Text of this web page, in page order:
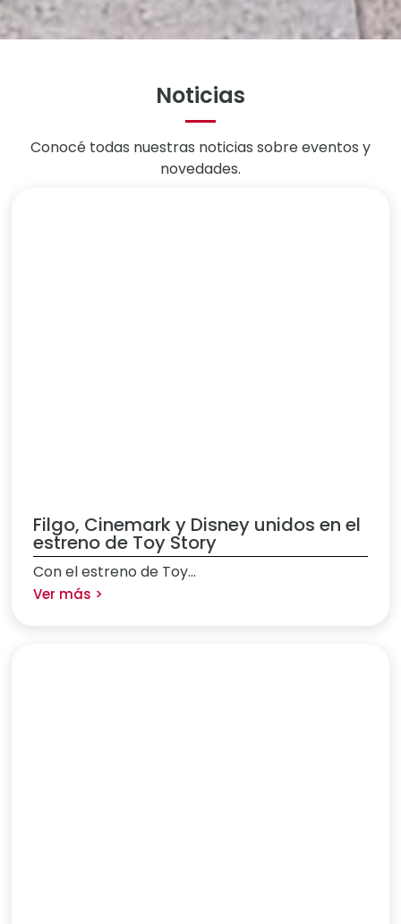
Noticias
Conocé todas nuestras noticias sobre eventos y
novedades.
Filgo, Cinemark y Disney unidos en el
estreno de Toy Story
Con el estreno de Toy...
Ver más >